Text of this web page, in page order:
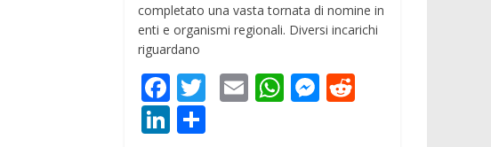
completato una vasta tornata di nomine in
enti e organismi regionali. Diversi incarichi
riguardano
F
ac
T E W M
Li